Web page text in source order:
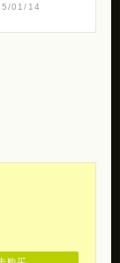
01/14